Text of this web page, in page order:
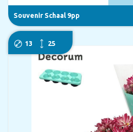
Souvenir Schaal 9pp
13 25